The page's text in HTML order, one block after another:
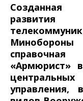
Созданная
«Армюрист»
управления,